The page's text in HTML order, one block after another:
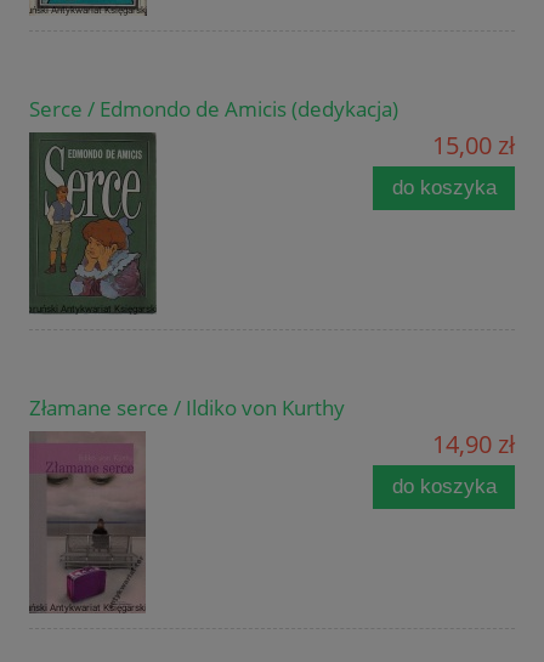
Serce / Edmondo de Amicis (dedykacja)
15,00 zł
do koszyka
Złamane serce / Ildiko von Kurthy
14,90 zł
do koszyka